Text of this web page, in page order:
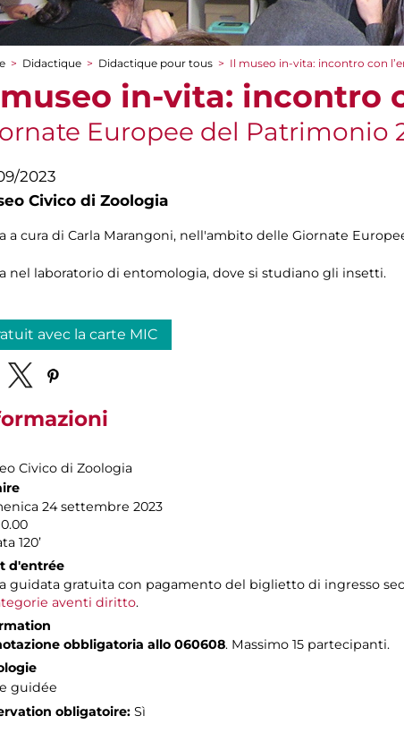
are here
> Didactique > Didactique pour tous > Il museo in-vita: incontro con
in-vita: incontro
Europee del Patrimonio
2023
Civico di Zoologia
a cura di Carla Marangoni, nell'ambito delle Giornate
nel laboratorio di entomologia, dove si studiano gli insetti.
avec la carte MIC
Civico di Zoologia
24 settembre 2023
120’
d'entrée
guidata gratuita con pagamento del biglietto di ingresso
aventi diritto.
obbligatoria allo 060608. Massimo 15 partecipanti.
guidée
obligatoire: Sì